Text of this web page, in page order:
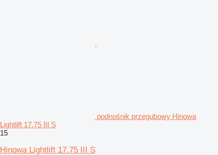
podnośnik przegubowy Hinowa
Lightlift 17.75 III S
15
Hinowa Lightlift 17.75 III S